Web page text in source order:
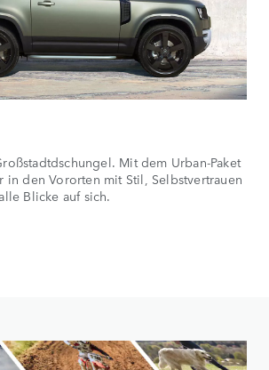
Mit dem Urban-Paket
in den Vororten mit Stil, Selbstvertrauen
Blicke auf sich.